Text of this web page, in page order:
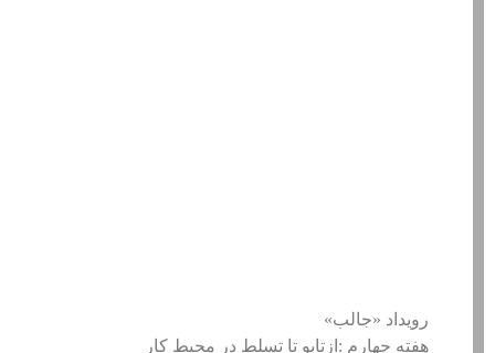
رویداد «جالب»
هفته چهارم :ازتابو تا تسلط در محیط کار